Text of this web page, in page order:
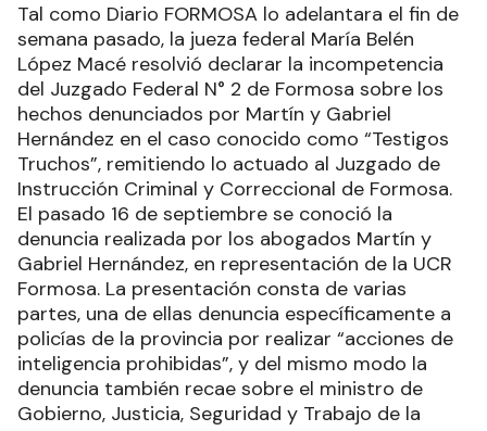
Tal como Diario FORMOSA lo adelantara el fin de
semana pasado, la jueza federal María Belén
López Macé resolvió declarar la incompetencia
del Juzgado Federal N° 2 de Formosa sobre los
hechos denunciados por Martín y Gabriel
Hernández en el caso conocido como “Testigos
Truchos”, remitiendo lo actuado al Juzgado de
Instrucción Criminal y Correccional de Formosa.
El pasado 16 de septiembre se conoció la
denuncia realizada por los abogados Martín y
Gabriel Hernández, en representación de la UCR
Formosa. La presentación consta de varias
partes, una de ellas denuncia específicamente a
policías de la provincia por realizar “acciones de
inteligencia prohibidas”, y del mismo modo la
denuncia también recae sobre el ministro de
Gobierno, Justicia, Seguridad y Trabajo de la